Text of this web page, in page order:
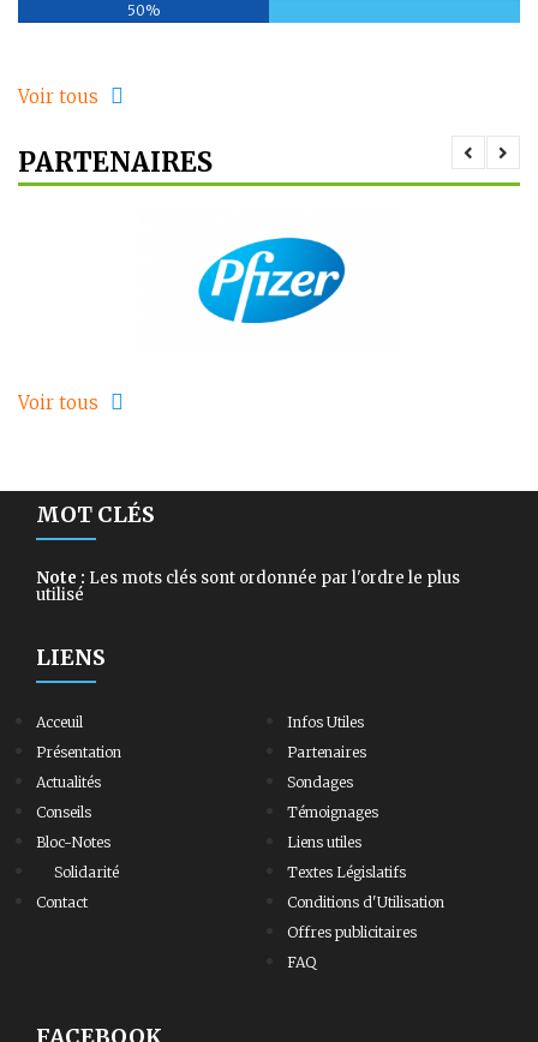
50%
Voir tous
PARTENAIRES
Voir tous
MOT CLÉS
Note : Les mots clés sont ordonnée par l'ordre le plus
utilisé
LIENS
Acceuil
Présentation
Actualités
Conseils
Bloc-Notes
Solidarité
Contact
Infos Utiles
Partenaires
Sondages
Témoignages
Liens utiles
Textes Législatifs
Conditions d'Utilisation
Offres publicitaires
FAQ